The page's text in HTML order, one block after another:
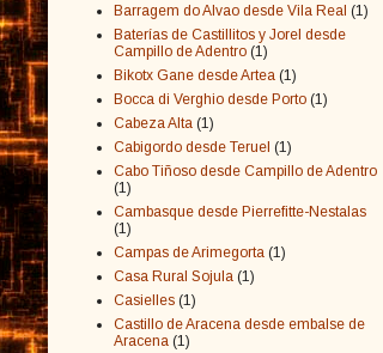
Barragem do Alvao desde Vila Real (1)
Baterías de Castillitos y Jorel desde
Campillo de Adentro (1)
Bikotx Gane desde Artea (1)
Bocca di Verghio desde Porto (1)
Cabeza Alta (1)
Cabigordo desde Teruel (1)
Cabo Tiñoso desde Campillo de Adentro
(1)
Cambasque desde Pierrefitte-Nestalas
(1)
Campas de Arimegorta (1)
Casa Rural Sojula (1)
Casielles (1)
Castillo de Aracena desde embalse de
Aracena (1)